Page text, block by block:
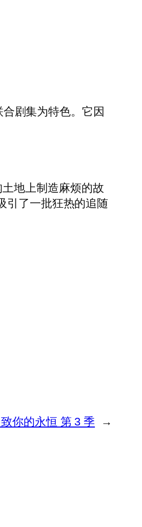
剧集为特色。它因
地上制造麻烦的故
引了一批狂热的追随
你的永恒 第 3 季 →